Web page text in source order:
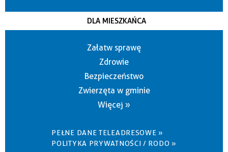
DLA MIESZKAŃCA
Załatw sprawę
Zdrowie
Bezpieczeństwo
Zwierzęta w gminie
Więcej »
PEŁNE DANE TELEADRESOWE »
POLITYKA PRYWATNOŚCI / RODO »